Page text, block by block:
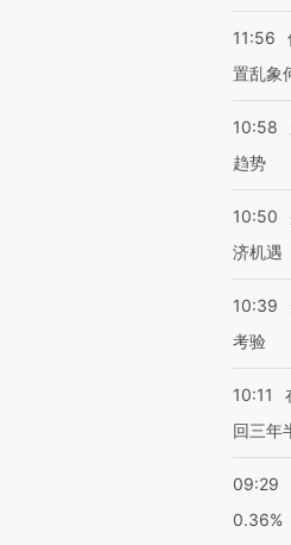
11:56
置乱象
10:58
趋势
10:50
济机遇
10:39
考验
10:11
回三年
09:29
0.36%